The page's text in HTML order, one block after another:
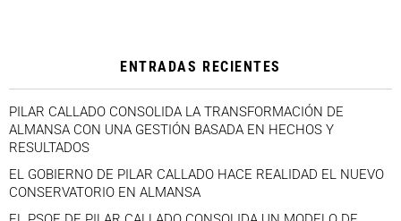
ENTRADAS RECIENTES
PILAR CALLADO CONSOLIDA LA TRANSFORMACIÓN DE
ALMANSA CON UNA GESTIÓN BASADA EN HECHOS Y
RESULTADOS
EL GOBIERNO DE PILAR CALLADO HACE REALIDAD EL NUEVO
CONSERVATORIO EN ALMANSA